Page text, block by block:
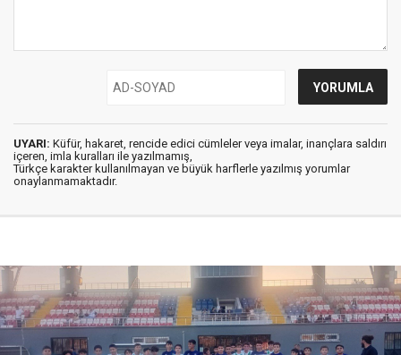
UYARI: Küfür, hakaret, rencide edici cümleler veya imalar, inançlara saldırı
içeren, imla kuralları ile yazılmamış,
Türkçe karakter kullanılmayan ve büyük harflerle yazılmış yorumlar
onaylanmamaktadır.